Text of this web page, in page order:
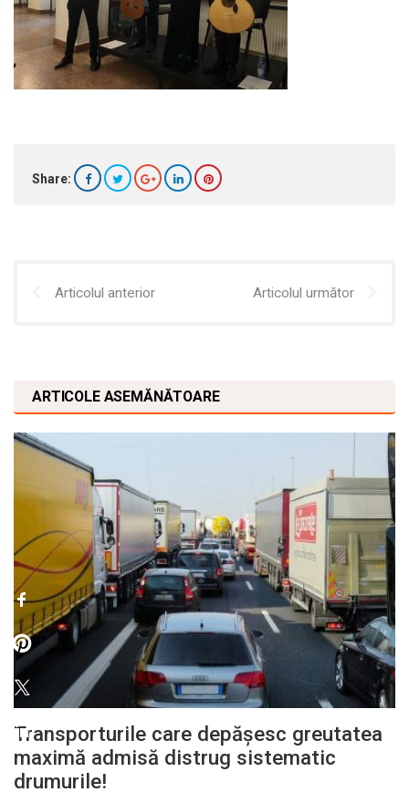
Share:
Articolul anterior Articolul următor
ARTICOLE ASEMĂNĂTOARE
Transporturile care depășesc greutatea
maximă admisă distrug sistematic
drumurile!